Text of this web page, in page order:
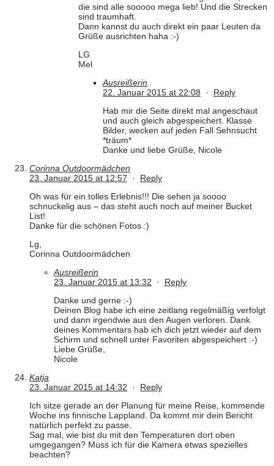
die sind alle sooooo mega lieb! Und die Strecken
sind traumhaft.
Dann kannst du auch direkt ein paar Leuten da
Grüße ausrichten haha :-)
LG
Mel
Ausreißerin
22. Januar 2015 at 22:08 · Reply
Hab mir die Seite direkt mal angeschaut
und auch gleich abgespeichert. Klasse
Bilder, wecken auf jeden Fall Sehnsucht
*träum*
Danke und liebe Grüße, Nicole
Corinna Outdoormädchen
23. Januar 2015 at 12:57 · Reply
Oh was für ein tolles Erlebnis!!! Die sehen ja soooo
schnuckelig aus – das steht auch noch auf meiner Bucket
List!
Danke für die schönen Fotos :)
Lg,
Corinna Outdoormädchen
Ausreißerin
23. Januar 2015 at 13:32 · Reply
Danke und gerne :-)
Deinen Blog habe ich eine zeitlang regelmäßig verfolgt
und dann irgendwie aus den Augen verloren. Dank
deines Kommentars hab ich dich jetzt wieder auf dem
Schirm und schnell unter Favoriten abgespeichert :-)
Liebe Grüße,
Nicole
Katja
23. Januar 2015 at 14:32 · Reply
Ich sitze gerade an der Planung für meine Reise, kommende
Woche ins finnische Lappland. Da kommt mir dein Bericht
natürlich perfekt zu passe.
Sag mal, wie bist du mit den Temperaturen dort oben
umgegangen? Muss ich für die Kamera etwas spezielles
beachten?